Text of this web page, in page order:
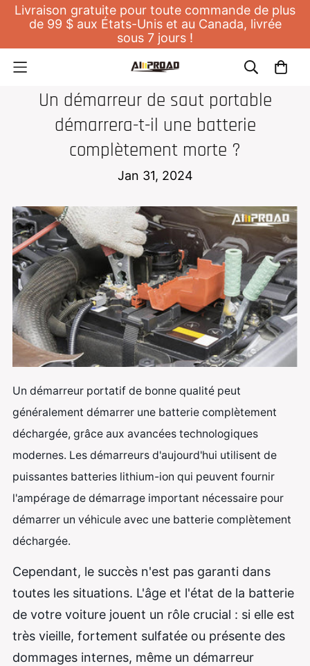
Livraison gratuite pour toute commande de plus
de 99 $ aux États-Unis et au Canada, livrée
sous 7 jours !
Un démarreur de saut portable
démarrera-t-il une batterie
complètement morte ?
Jan 31, 2024
Un démarreur portatif de bonne qualité peut
généralement démarrer une batterie complètement
déchargée, grâce aux avancées technologiques
modernes. Les démarreurs d'aujourd'hui utilisent de
puissantes batteries lithium-ion qui peuvent fournir
l'ampérage de démarrage important nécessaire pour
démarrer un véhicule avec une batterie complètement
déchargée.
Cependant, le succès n'est pas garanti dans
toutes les situations. L'âge et l'état de la batterie
de votre voiture jouent un rôle crucial : si elle est
très vieille, fortement sulfatée ou présente des
dommages internes, même un démarreur